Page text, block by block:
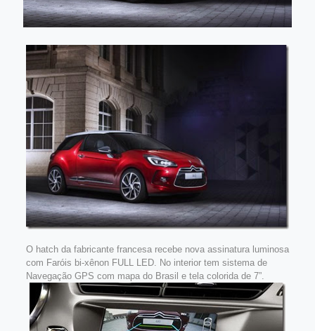
O hatch da fabricante francesa recebe nova assinatura luminosa
com Faróis bi-xênon FULL LED. No interior tem sistema de
Navegação GPS com mapa do Brasil e tela colorida de 7”.